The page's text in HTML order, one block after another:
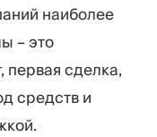
наиболее
– это
первая сделка,
средств и